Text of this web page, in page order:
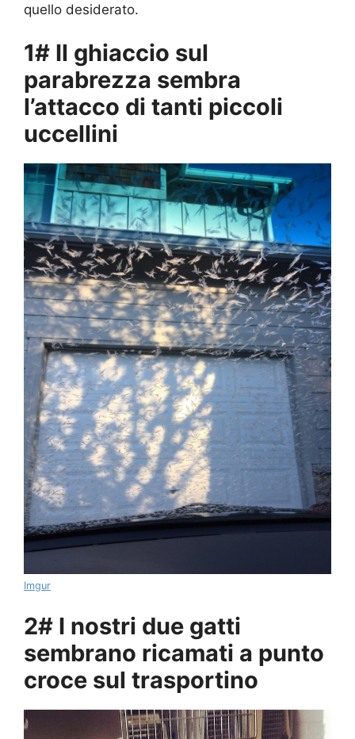
quello desiderato.
1# Il ghiaccio sul
parabrezza sembra
l’attacco di tanti piccoli
uccellini
Imgur
2# I nostri due gatti
sembrano ricamati a punto
croce sul trasportino